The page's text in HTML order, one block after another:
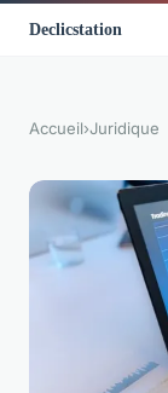
Accueil›Juridique